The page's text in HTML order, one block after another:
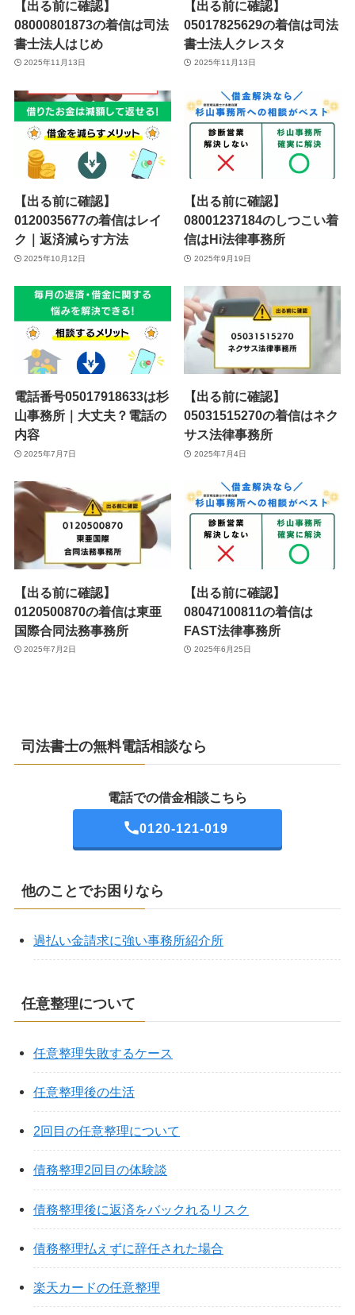
【出る前に確認】
08000801873の着信は司法
書士法人はじめ
2025年11月13日
【出る前に確認】
05017825629の着信は司法
書士法人クレスタ
2025年11月13日
【出る前に確認】
0120035677の着信はレイ
ク｜返済減らす方法
2025年10月12日
【出る前に確認】
08001237184のしつこい着
信はHi法律事務所
2025年9月19日
電話番号05017918633は杉
山事務所｜大丈夫？電話の
内容
2025年7月7日
【出る前に確認】
05031515270の着信はネク
サス法律事務所
2025年7月4日
【出る前に確認】
0120500870の着信は東亜
国際合同法務事務所
2025年7月2日
【出る前に確認】
08047100811の着信は
FAST法律事務所
2025年6月25日
司法書士の無料電話相談なら
電話での借金相談こちら
0120-121-019
他のことでお困りなら
過払い金請求に強い事務所紹介所
任意整理について
任意整理失敗するケース
任意整理後の生活
2回目の任意整理について
債務整理2回目の体験談
債務整理後に返済をバックれるリスク
債務整理払えずに辞任された場合
楽天カードの任意整理